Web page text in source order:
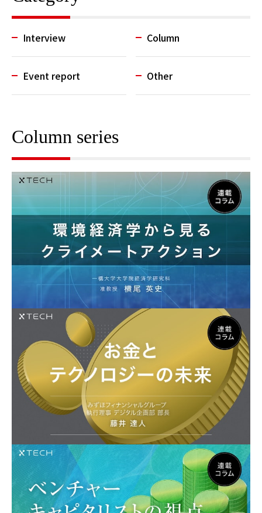
Interview Column
Event report Other
Column series